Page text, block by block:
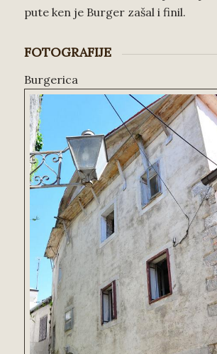
pute ken je Burger zašal i finil.
FOTOGRAFIJE
Burgerica